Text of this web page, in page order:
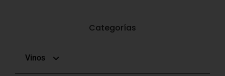
Categorías
Vinos